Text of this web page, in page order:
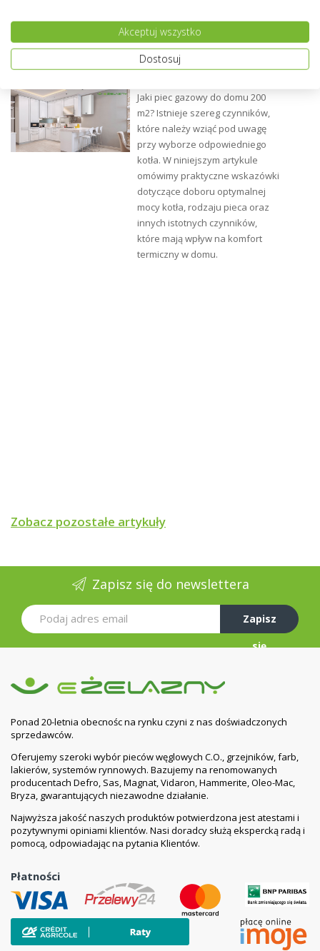
Sterownik ST 880 Tech wyposażony jest w :
duży wyświetlacz graficzny ułatwiający obsługę sterownika
czujnik temperatury CO
czujnik temperatury CWU
czujnik temperatury zaworu i powrotu
czujnik temperatury wylotu spalin
czujnik zewnętrzny (opcja dodatkowa)
kable zasilający pompy
posiada zabezpieczenie temperaturowe (termik)
obudowa panelowa pod zabudowę kotła lub w obudowie
JAKI PIEC GAZOWY DO DOMU 200 M2
Jaki piec gazowy do domu 200
m2? Istnieje szereg czynników,
które należy wziąć pod uwagę
przy wyborze odpowiedniego
kotła. W niniejszym artykule
omówimy praktyczne wskazówki
dotyczące doboru optymalnej
mocy kotła, rodzaju pieca oraz
innych istotnych czynników,
które mają wpływ na komfort
termiczny w domu.
Zobacz pozostałe artykuły
Zapisz się do newslettera
Zapisz
się
Ponad 20-letnia obecnośc na rynku czyni z nas doświadczonych
sprzedawców.
Oferujemy szeroki wybór pieców węglowych C.O., grzejników, farb,
lakierów, systemów rynnowych. Bazujemy na renomowanych
producentach Defro, Sas, Magnat, Vidaron, Hammerite, Oleo-Mac,
Bryza, gwarantujących niezawodne działanie.
Najwyższa jakość naszych produktów potwierdzona jest atestami i
pozytywnymi opiniami klientów. Nasi doradcy służą ekspercką radą i
pomocą, odpowiadając na pytania Klientów.
Płatności
Akceptuj wszystko
Dostosuj